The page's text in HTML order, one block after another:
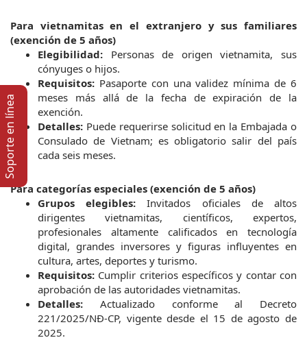
Para vietnamitas en el extranjero y sus familiares
(exención de 5 años)
Elegibilidad: Personas de origen vietnamita, sus
cónyuges o hijos.
Requisitos: Pasaporte con una validez mínima de 6
meses más allá de la fecha de expiración de la
exención.
Detalles: Puede requerirse solicitud en la Embajada o
Consulado de Vietnam; es obligatorio salir del país
cada seis meses.
Para categorías especiales (exención de 5 años)
Grupos elegibles: Invitados oficiales de altos
dirigentes vietnamitas, científicos, expertos,
profesionales altamente calificados en tecnología
digital, grandes inversores y figuras influyentes en
cultura, artes, deportes y turismo.
Requisitos: Cumplir criterios específicos y contar con
aprobación de las autoridades vietnamitas.
Detalles: Actualizado conforme al Decreto
221/2025/NĐ-CP, vigente desde el 15 de agosto de
2025.
Soporte en lí­nea